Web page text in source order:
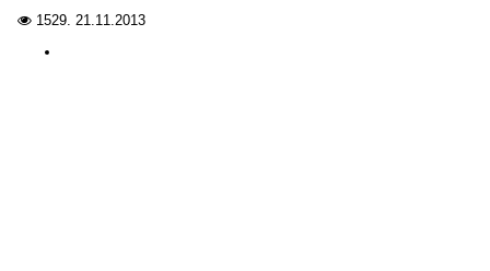
 1529. 21.11.2013